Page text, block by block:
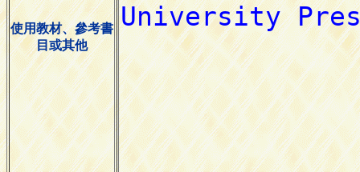
使用教材、參考書
目或其他